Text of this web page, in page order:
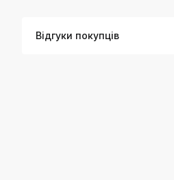
Відгуки покупців